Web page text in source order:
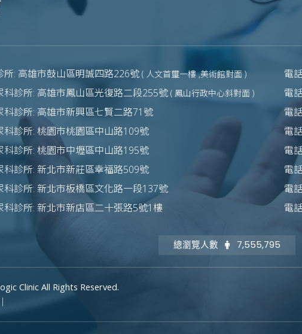
所: 高雄市鼓山區明誠四路226號 ( 人文首璽一樓 ,美術館對面 )
電
科診所: 高雄市鳳山區光復路二段255號 ( 鳳山行政中心斜對面 )
電
科診所: 高雄市新興區七賢二路71號
電
科診所: 桃園市桃園區中山路109號
電
科診所: 桃園市中壢區中山路195號
電
科診所: 新北市新莊區幸福路509號
電
科診所: 新北市板橋區文化路一段137號
電
科診所: 新北市新店區二十張路5號1樓
電
總瀏覽人數 7,555,795
Clinic All Rights Reserved.